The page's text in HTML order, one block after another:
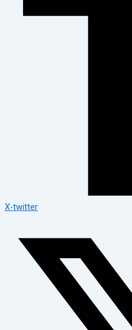
X-twitter